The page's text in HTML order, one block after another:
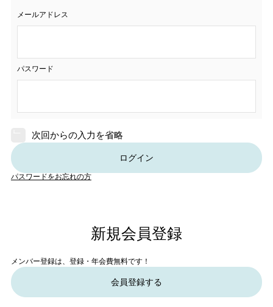
メールアドレス
パスワード
次回からの入力を省略
ログイン
パスワードをお忘れの方
新規会員登録
メンバー登録は、登録・年会費無料です！
会員登録する